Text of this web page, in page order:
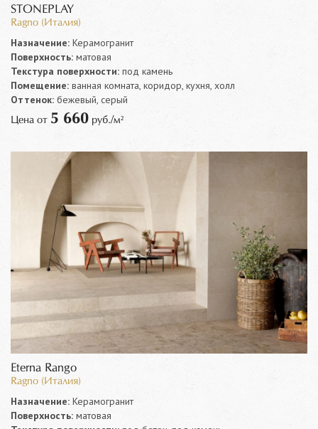
STONEPLAY
Ragno (Италия)
Назначение: Керамогранит
Поверхность: матовая
Текстура поверхности: под камень
Помещение: ванная комната, коридор, кухня, холл
Оттенок: бежевый, серый
Цена от 5 660 руб./м²
Eterna Rango
Ragno (Италия)
Назначение: Керамогранит
Поверхность: матовая